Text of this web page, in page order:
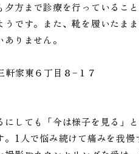
方まで診療を行っているこ
うです。また、靴を履いたま
りません。
家東６丁目８−１７
しても「今は様子を見る」
1人で悩み続けて痛みを我